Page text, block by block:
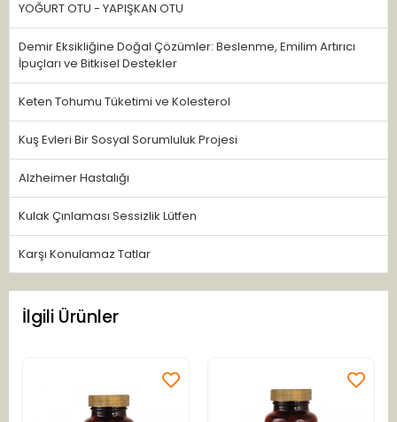
YOĞURT OTU - YAPIŞKAN OTU
Demir Eksikliğine Doğal Çözümler: Beslenme, Emilim Artırıcı
İpuçları ve Bitkisel Destekler
Keten Tohumu Tüketimi ve Kolesterol
Kuş Evleri Bir Sosyal Sorumluluk Projesi
Alzheimer Hastalığı
Kulak Çınlaması Sessizlik Lütfen
Karşı Konulamaz Tatlar
İlgili Ürünler